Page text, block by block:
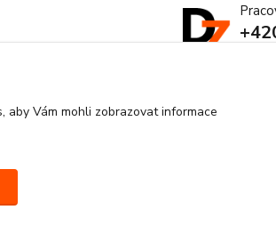
aby Vám mohli zobrazovat informace